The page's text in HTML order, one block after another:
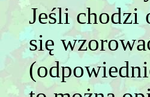
Jeśli chodzi
się